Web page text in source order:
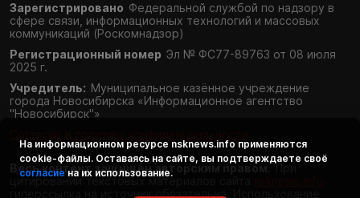
Зарегистрировано Федеральной службой по надзору в
сфере связи, информационных технологий и массовых
коммуникаций (Роскомнадзор)
Регистрационный номер Эл № ФС77-89763 от 08 июля
2025 г.
Учредитель: Муниципальное казённое учреждение
города Новосибирска «Информационное агентство
"Новосибирск"»
Весь контент защищён авторским правом. При
цитировании текстовых материалов сайта
гиперссылка на источник обязательна. Использование
На информационном ресурсе nsknews.info применяются
cookie-файлы. Оставаясь на сайте, вы подтверждаете своё
согласие на их использование.